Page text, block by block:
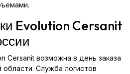
Evolution Cersanit
Cersanit возможна в день заказа
Служба логистов